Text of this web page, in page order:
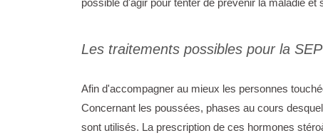
possible d'agir pour tenter de prévenir la maladie et
Les traitements possibles pour la SEP
Afin d'accompagner au mieux les personnes
Concernant les poussées, phases au cours
sont utilisés. La prescription de ces hormones